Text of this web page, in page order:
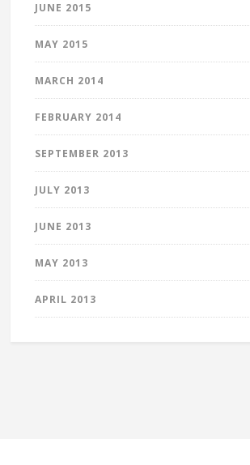
JUNE 2015
MAY 2015
MARCH 2014
FEBRUARY 2014
SEPTEMBER 2013
JULY 2013
JUNE 2013
MAY 2013
APRIL 2013